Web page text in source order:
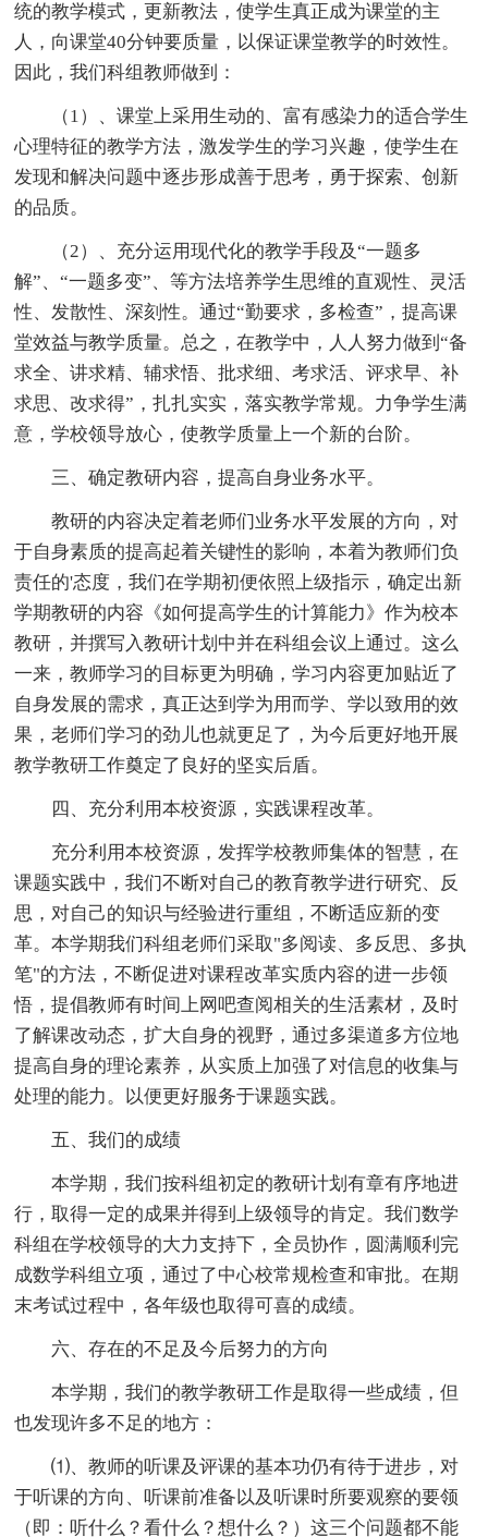
统的教学模式，更新教法，使学生真正成为课堂的主
人，向课堂40分钟要质量，以保证课堂教学的时效性。
因此，我们科组教师做到：
（1）、课堂上采用生动的、富有感染力的适合学生
心理特征的教学方法，激发学生的学习兴趣，使学生在
发现和解决问题中逐步形成善于思考，勇于探索、创新
的品质。
（2）、充分运用现代化的教学手段及“一题多
解”、“一题多变”、等方法培养学生思维的直观性、灵活
性、发散性、深刻性。通过“勤要求，多检查”，提高课
堂效益与教学质量。总之，在教学中，人人努力做到“备
求全、讲求精、辅求悟、批求细、考求活、评求早、补
求思、改求得”，扎扎实实，落实教学常规。力争学生满
意，学校领导放心，使教学质量上一个新的台阶。
三、确定教研内容，提高自身业务水平。
教研的内容决定着老师们业务水平发展的方向，对
于自身素质的提高起着关键性的影响，本着为教师们负
责任的'态度，我们在学期初便依照上级指示，确定出新
学期教研的内容《如何提高学生的计算能力》作为校本
教研，并撰写入教研计划中并在科组会议上通过。这么
一来，教师学习的目标更为明确，学习内容更加贴近了
自身发展的需求，真正达到学为用而学、学以致用的效
果，老师们学习的劲儿也就更足了，为今后更好地开展
教学教研工作奠定了良好的坚实后盾。
四、充分利用本校资源，实践课程改革。
充分利用本校资源，发挥学校教师集体的智慧，在
课题实践中，我们不断对自己的教育教学进行研究、反
思，对自己的知识与经验进行重组，不断适应新的变
革。本学期我们科组老师们采取"多阅读、多反思、多执
笔"的方法，不断促进对课程改革实质内容的进一步领
悟，提倡教师有时间上网吧查阅相关的生活素材，及时
了解课改动态，扩大自身的视野，通过多渠道多方位地
提高自身的理论素养，从实质上加强了对信息的收集与
处理的能力。以便更好服务于课题实践。
五、我们的成绩
本学期，我们按科组初定的教研计划有章有序地进
行，取得一定的成果并得到上级领导的肯定。我们数学
科组在学校领导的大力支持下，全员协作，圆满顺利完
成数学科组立项，通过了中心校常规检查和审批。在期
末考试过程中，各年级也取得可喜的成绩。
六、存在的不足及今后努力的方向
本学期，我们的教学教研工作是取得一些成绩，但
也发现许多不足的地方：
⑴、教师的听课及评课的基本功仍有待于进步，对
于听课的方向、听课前准备以及听课时所要观察的要领
（即：听什么？看什么？想什么？）这三个问题都不能